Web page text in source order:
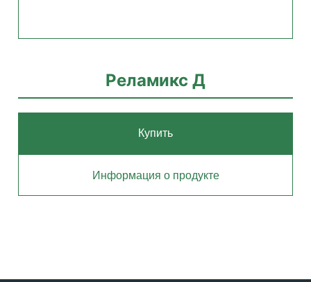
Реламикс Д
Купить
Информация о продукте